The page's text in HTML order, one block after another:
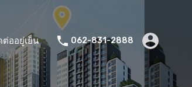
ต่ออยู่เย็น 062-831-2888